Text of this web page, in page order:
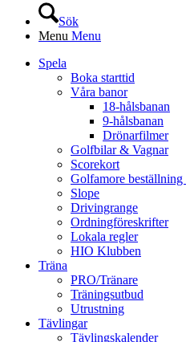
Sök
Menu Menu
Spela
Boka starttid
Våra banor
18-hålsbanan
9-hålsbanan
Drönarfilmer
Golfbilar & Vagnar
Scorekort
Golfamore
Slope
Drivingrange
Ordningföreskrifter
Lokala regler
HIO Klubben
Träna
PRO/Tränare
Träningsutbud
Utrustning
Tävlingar
Tävlingskalender